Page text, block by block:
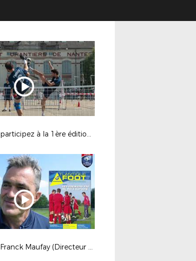
Futnet Tour : participez à la 1ère édition de notre tournée !
Pôle Espoirs : Franck Maufay (Directeur du Pôle) dresse le bilan du concours et du stage